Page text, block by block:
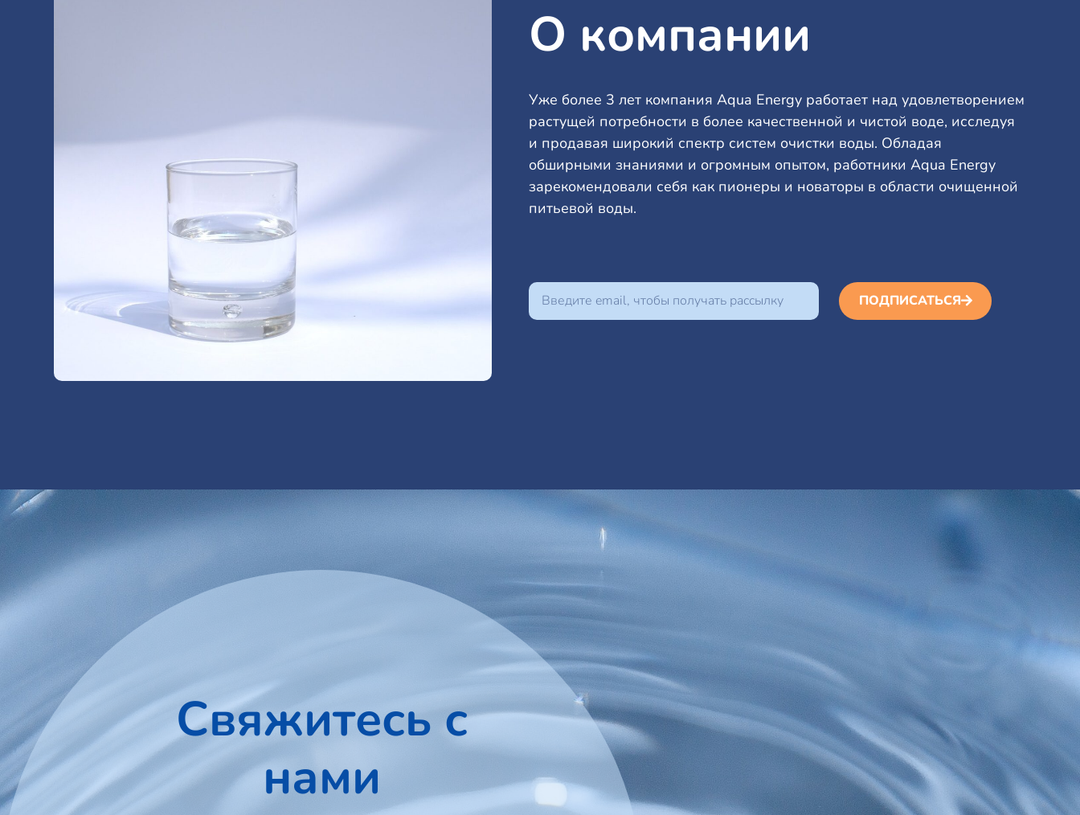
О компании
Уже более 3 лет компания Aqua Energy работает над удовлетворением
растущей потребности в более качественной и чистой воде, исследуя
и продавая широкий спектр систем очистки воды. Обладая
обширными знаниями и огромным опытом, работники Aqua Energy
зарекомендовали себя как пионеры и новаторы в области очищенной
питьевой воды.
ПОДПИСАТЬСЯ
Свяжитесь с
нами